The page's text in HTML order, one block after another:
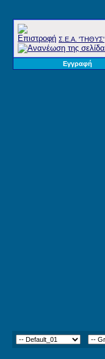
Σ.E.A. 'ΤΗΘΥΣ'
Εγγραφή